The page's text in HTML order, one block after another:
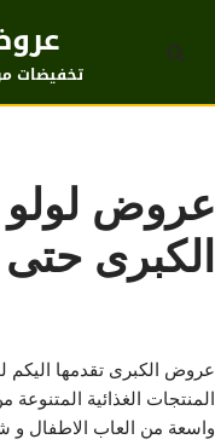
تخطى
تخفيضات
عروض لولو
الكبرى حتى 31 مايو
عروض الكبرى تقدمها اليكم
المنتجات الغذائية
واسعة من العاب الاطفال و